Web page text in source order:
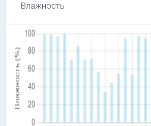
Влажность